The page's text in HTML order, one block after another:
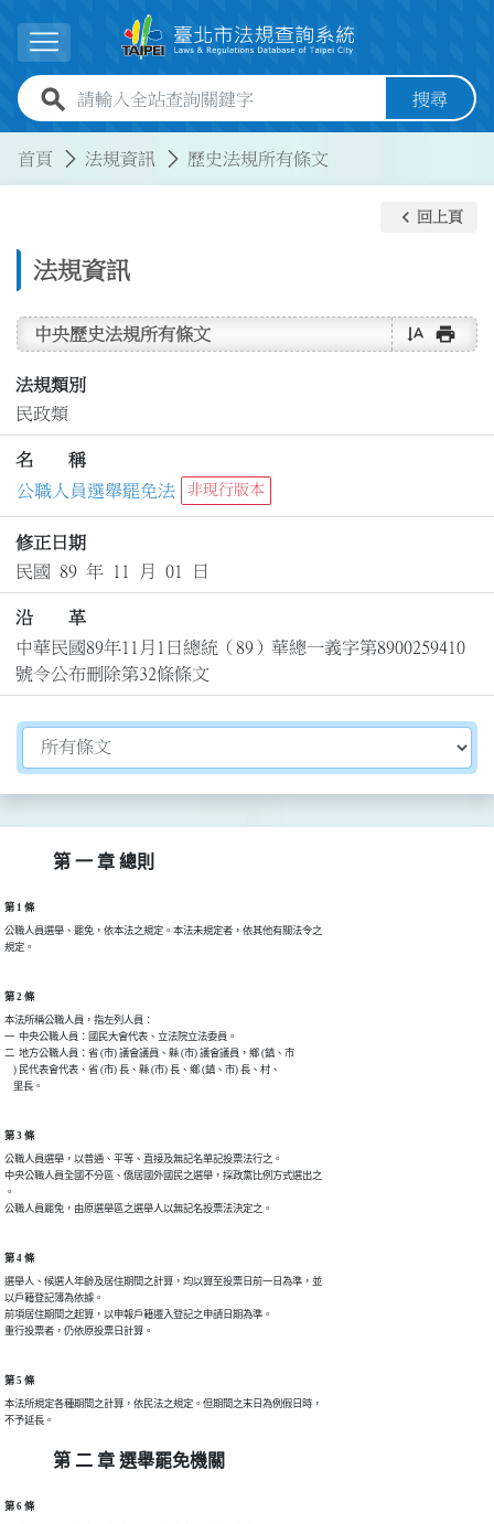
展開選單
全站查詢關鍵字欄位 搜尋
首頁 法規資訊 歷史法規所有條文
法規資訊
keyboard_arrow_left 回上頁
中央歷史法規所有條文 text_rotate_vertical print
法規類別
民政類
名 稱
公職人員選舉罷免法
非現行版本
修正日期
民國 89 年 11 月 01 日
沿 革
中華民國89年11月1日總統（89）華總一義字第8900259410
號令公布刪除第32條條文
切換選擇法規資訊內容
第 一 章 總則
第 1 條
公職人員選舉、罷免，依本法之規定。本法未規定者，依其他有關法令之
規定。
第 2 條
本法所稱公職人員，指左列人員：
一  中央公職人員：國民大會代表、立法院立法委員。
二  地方公職人員：省 (市) 議會議員、縣 (市) 議會議員，鄉 (鎮、市
    ) 民代表會代表、省 (市) 長、縣 (市) 長、鄉 (鎮、市) 長、村、
    里長。
第 3 條
公職人員選舉，以普通、平等、直接及無記名單記投票法行之。
中央公職人員全國不分區、僑居國外國民之選舉，採政黨比例方式選出之
。
公職人員罷免，由原選舉區之選舉人以無記名投票法決定之。
第 4 條
選舉人、候選人年齡及居住期間之計算，均以算至投票日前一日為準，並
以戶籍登記簿為依據。
前項居住期間之起算，以申報戶籍遷入登記之申請日期為準。
第 5 條
本法所規定各種期間之計算，依民法之規定。但期間之末日為例假日時，
第 二 章 選舉罷免機關
第 6 條